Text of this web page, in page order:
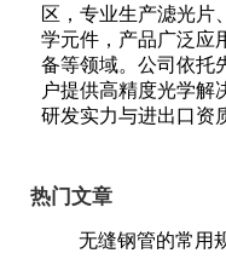
区，专业生产滤光片
学元件，产品广泛应
备等领域。公司依托
户提供高精度光学解
研发实力与进出口资
热门文章
无缝钢管的常用